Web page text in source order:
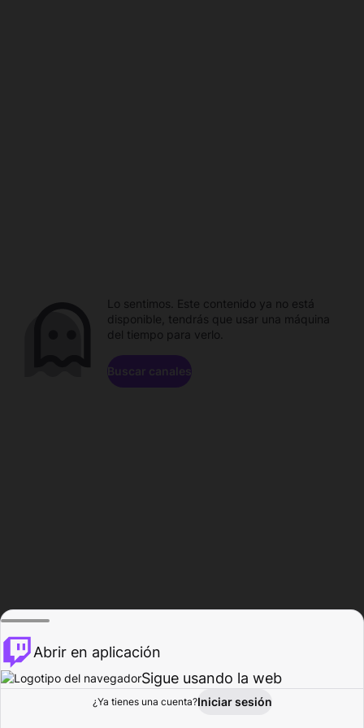
Explorar Actividad
Lo sentimos. Este contenido ya no está
disponible, tendrás que usar una máquina
del tiempo para verlo.
Buscar canales
Abrir en aplicación
Sigue usando la web
¿Ya tienes una cuenta?Iniciar sesión